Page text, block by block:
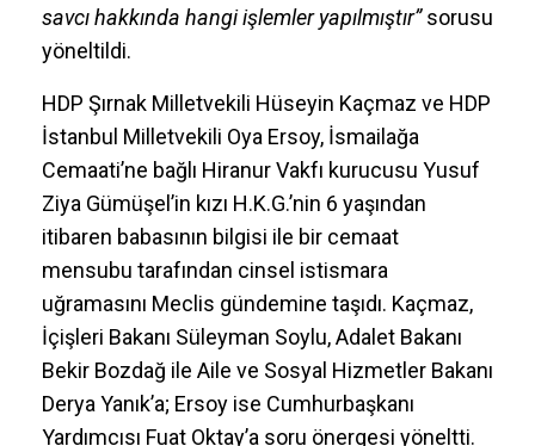
savcı hakkında hangi işlemler yapılmıştır”sorusu
yöneltildi.
HDP Şırnak Milletvekili Hüseyin Kaçmaz ve HDP
İstanbul Milletvekili Oya Ersoy, İsmailağa
Cemaati’ne bağlı Hiranur Vakfı kurucusu Yusuf
Ziya Gümüşel’in kızı H.K.G.’nin 6 yaşından
itibaren babasının bilgisi ile bir cemaat
mensubu tarafından cinsel istismara
uğramasını Meclis gündemine taşıdı. Kaçmaz,
İçişleri Bakanı Süleyman Soylu, Adalet Bakanı
Bekir Bozdağ ile Aile ve Sosyal Hizmetler Bakanı
Derya Yanık’a; Ersoy ise Cumhurbaşkanı
Yardımcısı Fuat Oktay’a soru önergesi yöneltti.